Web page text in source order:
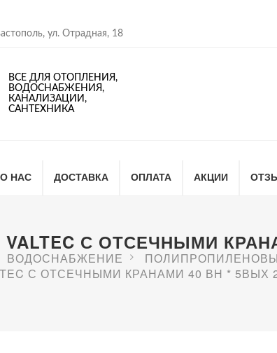
ул. Отрадная, 18
ВСЕ ДЛЯ ОТОПЛЕНИЯ,
ВОДОСНАБЖЕНИЯ,
КАНАЛИЗАЦИИ,
САНТЕХНИКА
О НАС ДОСТАВКА ОПЛАТА АКЦИИ
С ОТСЕЧНЫМИ
BОДОСНАБЖЕНИЕ
С ОТСЕЧНЫМИ КРАНАМИ 40 ВН * 5ВЫХ